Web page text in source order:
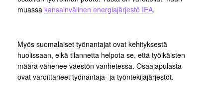
muassa kansainvälinen energiajärjestö IEA.
Myös suomalaiset työnantajat ovat kehityksestä
huolissaan, eikä tilannetta helpota se, että työikäisten
määrä vähenee väestön vanhetessa. Osaajapulasta
ovat varoittaneet työnantaja- ja työntekijäjärjestöt.